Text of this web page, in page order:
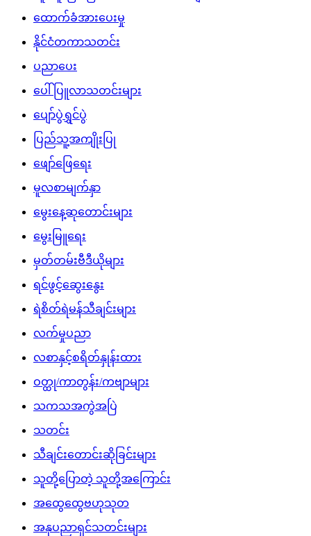
ထောက်ခံအားပေးမှု
နိုင်ငံတကာသတင်း
ပညာပေး
ပေါ်ပြူလာသတင်းများ
ပျော်ပွဲရွှင်ပွဲ
ပြည်သူ့အကျိုးပြု
ဖျော်ဖြေရေး
မူလစာမျက်နှာ
မွေးနေ့ဆုတောင်းများ
မွေးမြူရေး
မှတ်တမ်းဗီဒီယိုများ
ရင်ဖွင့်ဆွေးနွေး
ရဲစိတ်ရဲမန်သီချင်းများ
လက်မှုပညာ
လစာနှင့်စရိတ်နှုန်းထား
ဝတ္ထု/ကာတွန်း/ကဗျာများ
သကသအကွဲအပြဲ
သတင်း
သီချင်းတောင်းဆိုခြင်းများ
သူတို့ပြောတဲ့ သူတို့အကြောင်း
အထွေထွေဗဟုသုတ
အနုပညာရှင်သတင်းများ